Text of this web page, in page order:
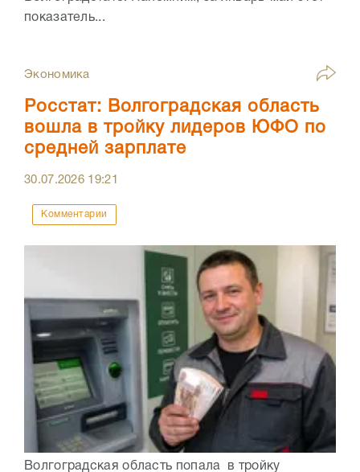
показатель...
Экономика
Росстат: Волгоградская область
вошла в тройку лидеров ЮФО по
средней зарплате
30.07.2026 19:21
Комментарии
Волгоградская область попала в тройку